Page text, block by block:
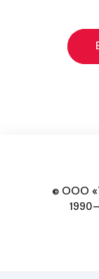
© ООО